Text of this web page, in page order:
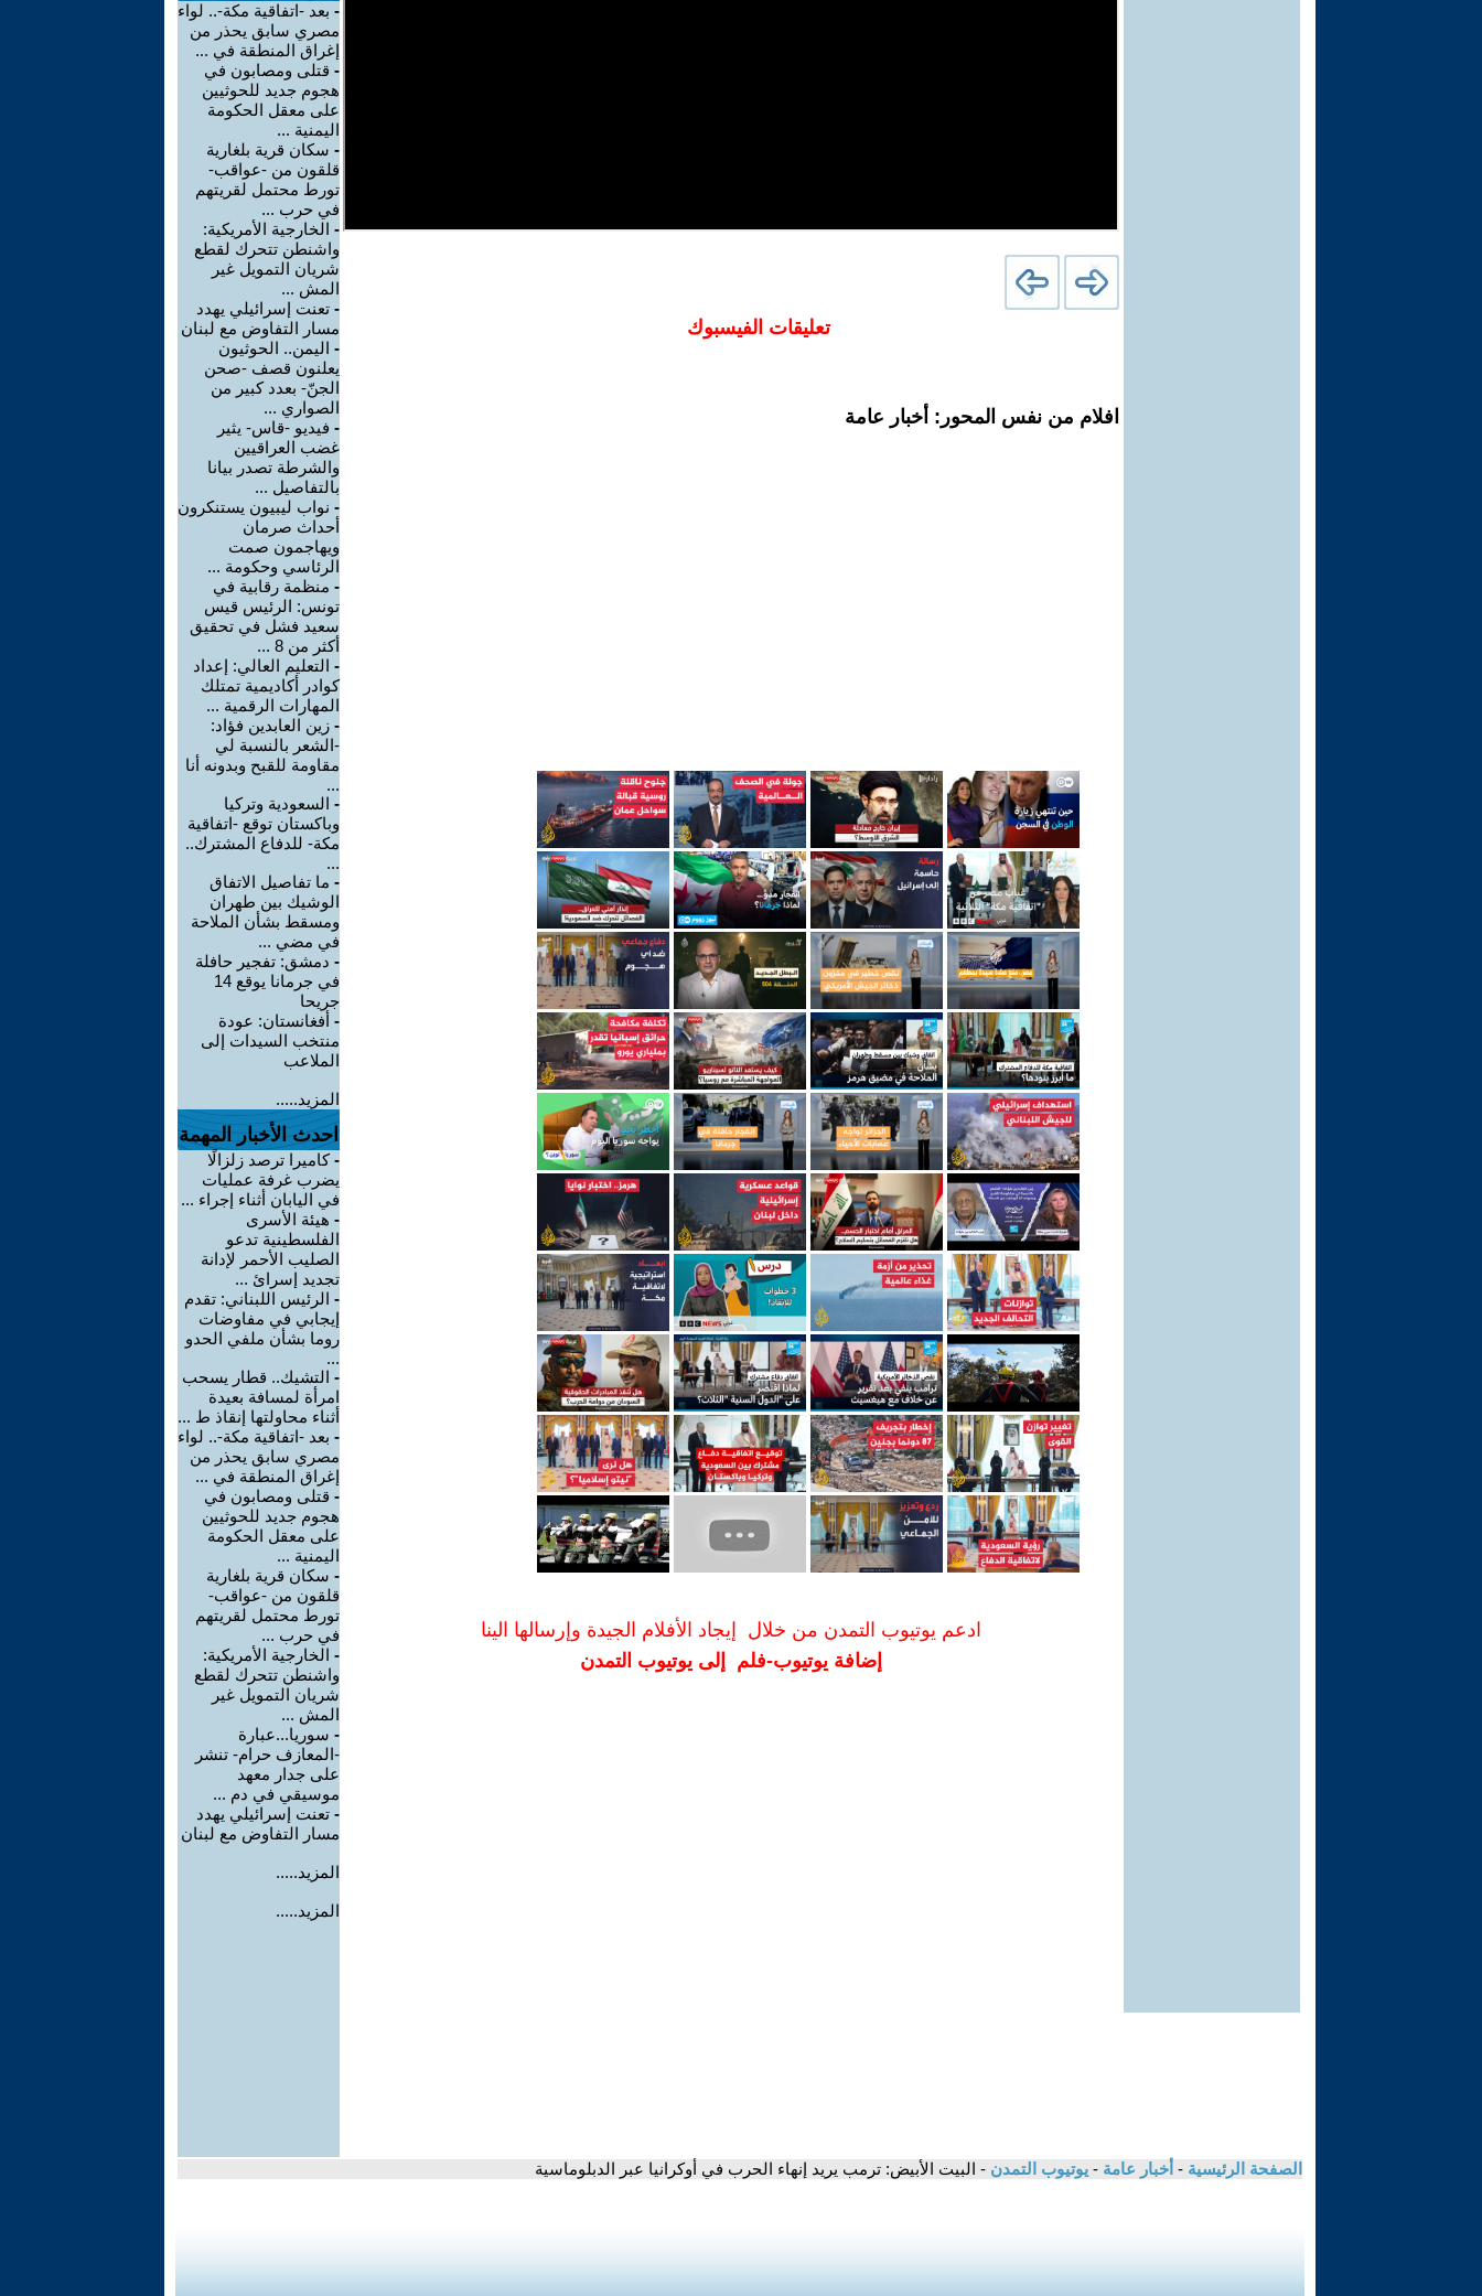
تعليقات الفيسبوك
افلام من نفس المحور: أخبار عامة
ادعم يوتيوب التمدن من خلال إيجاد الأفلام الجيدة وإرسالها الينا
إضافة يوتيوب-فلم إلى يوتيوب التمدن
- بعد -اتفاقية مكة-.. لواء
مصري سابق يحذر من
إغراق المنطقة في ...
- قتلى ومصابون في
هجوم جديد للحوثيين
على معقل الحكومة
اليمنية ...
- سكان قرية بلغارية
قلقون من -عواقب-
تورط محتمل لقريتهم
في حرب ...
- الخارجية الأمريكية:
واشنطن تتحرك لقطع
شريان التمويل غير
المش ...
- تعنت إسرائيلي يهدد
مسار التفاوض مع لبنان
- اليمن.. الحوثيون
يعلنون قصف -صحن
الجنّ- بعدد كبير من
الصواري ...
- فيديو -قاس- يثير
غضب العراقيين
والشرطة تصدر بيانا
بالتفاصيل ...
- نواب ليبيون يستنكرون
أحداث صرمان
ويهاجمون صمت
الرئاسي وحكومة ...
- منظمة رقابية في
تونس: الرئيس قيس
سعيد فشل في تحقيق
أكثر من 8 ...
- التعليم العالي: إعداد
كوادر أكاديمية تمتلك
المهارات الرقمية ...
- زين العابدين فؤاد:
-الشعر بالنسبة لي
مقاومة للقبح وبدونه أنا
...
- السعودية وتركيا
وباكستان توقع -اتفاقية
مكة- للدفاع المشترك..
...
- ما تفاصيل الاتفاق
الوشيك بين طهران
ومسقط بشأن الملاحة
في مضي ...
- دمشق: تفجير حافلة
في جرمانا يوقع 14
جريحا
- أفغانستان: عودة
منتخب السيدات إلى
الملاعب
المزيد.....
احدث الأخبار المهمة
-كاميرا ترصد زلزالًا
يضرب غرفة عمليات
في اليابان أثناء إجراء ...
- هيئة الأسرى
الفلسطينية تدعو
الصليب الأحمر لإدانة
تجديد إسرائ ...
- الرئيس اللبناني: تقدم
إيجابي في مفاوضات
روما بشأن ملفي الحدو
...
- التشيك.. قطار يسحب
امرأة لمسافة بعيدة
أثناء محاولتها إنقاذ ط ...
- بعد -اتفاقية مكة-.. لواء
مصري سابق يحذر من
إغراق المنطقة في ...
- قتلى ومصابون في
هجوم جديد للحوثيين
على معقل الحكومة
اليمنية ...
- سكان قرية بلغارية
قلقون من -عواقب-
تورط محتمل لقريتهم
في حرب ...
- الخارجية الأمريكية:
واشنطن تتحرك لقطع
شريان التمويل غير
المش ...
- سوريا...عبارة
-المعازف حرام- تنشر
على جدار معهد
موسيقي في دم ...
- تعنت إسرائيلي يهدد
مسار التفاوض مع لبنان
المزيد.....
المزيد.....
الصفحة الرئيسية - أخبار عامة - يوتيوب التمدن - البيت الأبيض: ترمب يريد إنهاء الحرب في أوكرانيا عبر الدبلوماسية